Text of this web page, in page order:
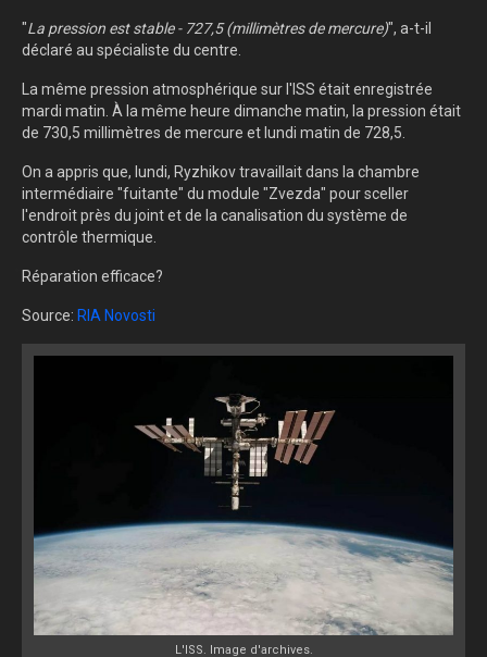
"La pression est stable - 727,5 (millimètres de mercure)", a-t-il
déclaré au spécialiste du centre.
La même pression atmosphérique sur l'ISS était enregistrée
mardi matin. À la même heure dimanche matin, la pression était
de 730,5 millimètres de mercure et lundi matin de 728,5.
On a appris que, lundi, Ryzhikov travaillait dans la chambre
intermédiaire "fuitante" du module "Zvezda" pour sceller
l'endroit près du joint et de la canalisation du système de
contrôle thermique.
Réparation efficace?
Source: RIA Novosti
L'ISS. Image d'archives.